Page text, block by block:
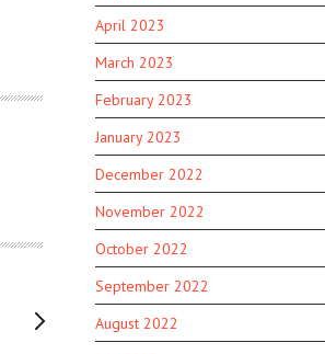
April 2023
March 2023
February 2023
January 2023
December 2022
November 2022
October 2022
September 2022
August 2022